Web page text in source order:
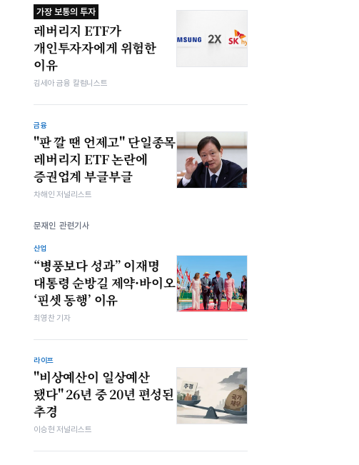
가장 보통의 투자
레버리지 ETF가
개인투자자에게 위험한
이유
김세아 금융 칼럼니스트
금융
"판 깔 땐 언제고" 단일종목
레버리지 ETF 논란에
증권업계 부글부글
차해인 저널리스트
문재인 관련기사
산업
“병풍보다 성과” 이재명
대통령 순방길 제약·바이오
‘핀셋 동행’ 이유
최영찬 기자
라이프
"비상예산이 일상예산
됐다" 26년 중 20년 편성된
추경
이승현 저널리스트